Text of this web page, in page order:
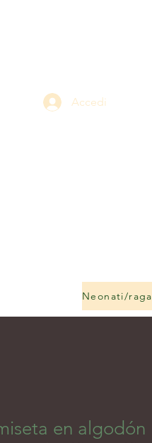
Accedi
en algodón